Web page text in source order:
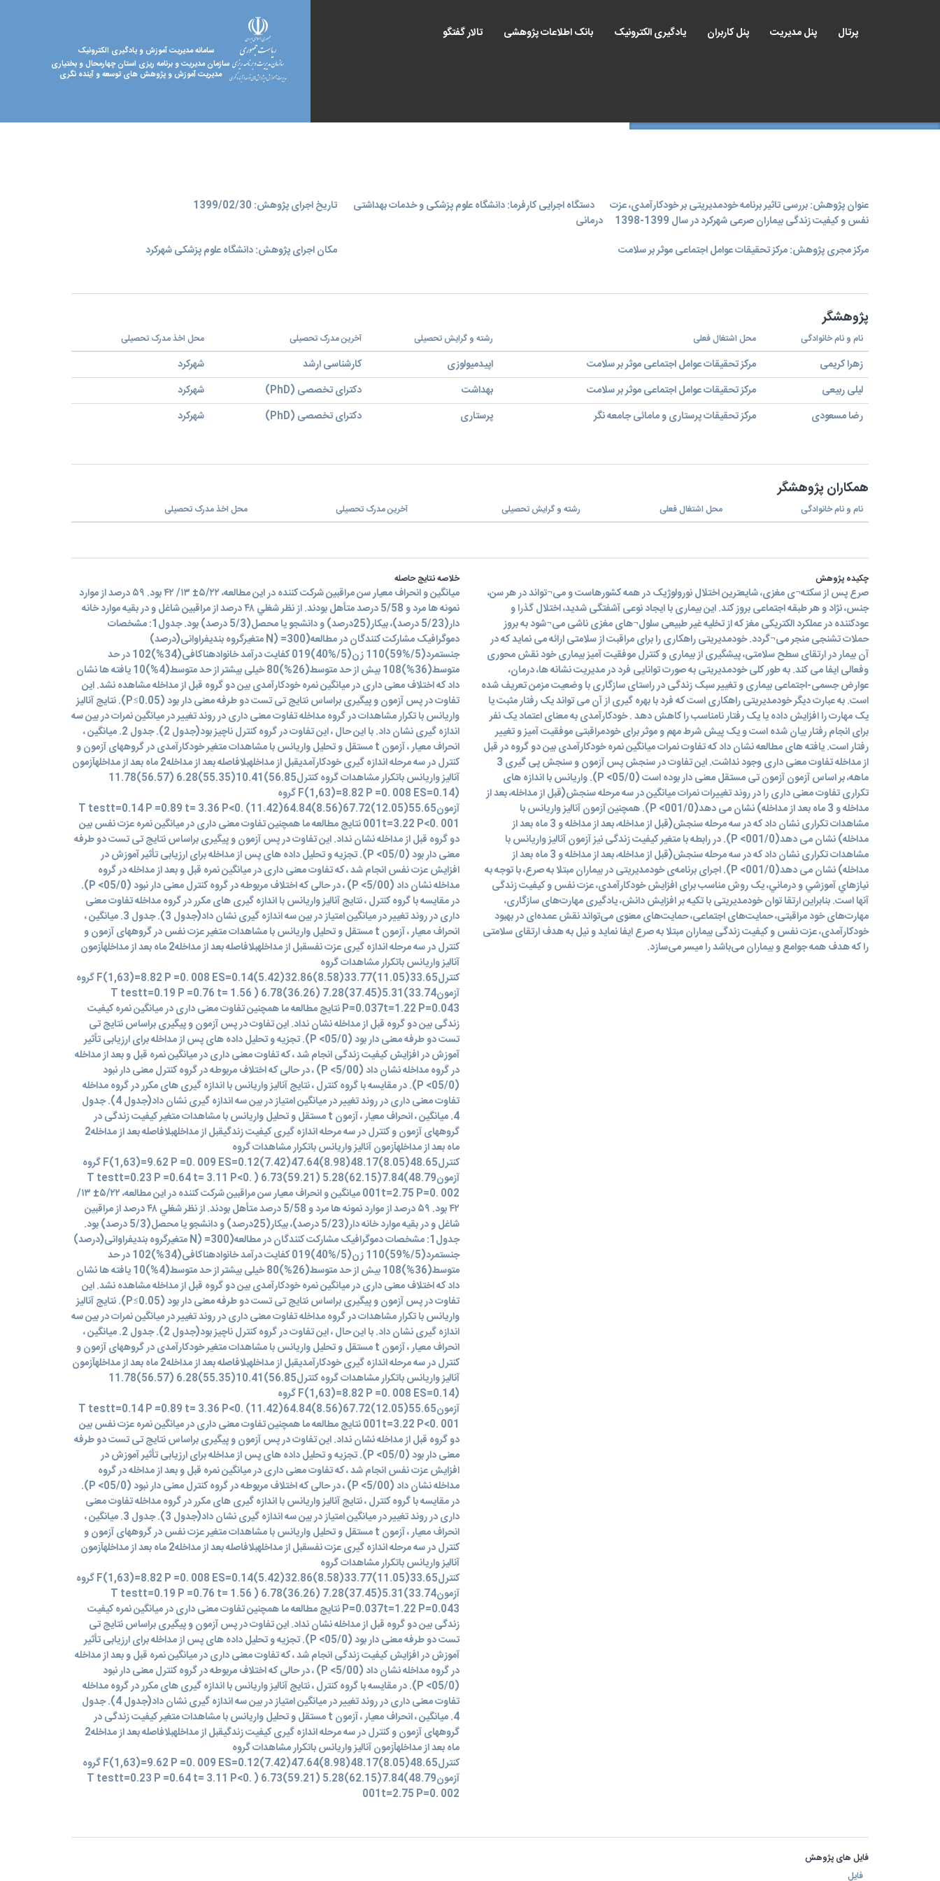
سامانه مدیریت آموزش و یادگیری الکترونیک
سازمان مدیریت و برنامه ریزی استان چهارمحال و بختیاری
مدیریت آموزش و پژوهش های توسعه و آینده نگری
پرتال پنل مدیریت پنل کاربران یادگیری الکترونیک بانک اطلاعات پژوهشی تالار گفتگو
عنوان پژوهش: بررسی تاثیر برنامه خودمدیریتی بر خودکارآمدی، عزت
نفس و کیفیت زندگی بیماران صرعی شهرکرد در سال 1399-1398
دستگاه اجرایی کارفرما: دانشگاه علوم پزشکی و خدمات بهداشتی
درمانی
تاریخ اجرای پژوهش: 1399/02/30
مرکز مجری پژوهش: مرکز تحقیقات عوامل اجتماعی موثر بر سلامت مکان اجرای پژوهش: دانشگاه علوم پزشکی شهرکرد
پژوهشگر
نام و نام خانوادگی محل اشتغال فعلی رشته و گرایش تحصیلی آخرین مدرک تحصیلی محل اخذ مدرک تحصیلی
زهرا کریمی مرکز تحقیقات عوامل اجتماعی موثر بر سلامت اپیدمیولوزی کارشناسی ارشد
شهرکرد
لیلی ربیعی
مرکز تحقیقات عوامل اجتماعی موثر بر سلامت بهداشت دکترای تخصصی (PhD)
شهرکرد
رضا مسعودی
مرکز تحقیقات پرستاری و مامائی جامعه نگر پرستاری دکترای تخصصی (PhD) شهرکرد
همکاران پژوهشگر
نام و نام خانوادگی محل اشتغال فعلی رشته و گرایش تحصیلی آخرین مدرک تحصیلی محل اخذ مدرک تحصیلی
چکیده پژوهش
صرع پس از سکته¬ی مغزی، شایعترین اختلال نورولوژیک در همه کشورهاست و می¬تواند در هر سن،
جنس، نژاد و هر طبقه اجتماعی بروز کند. این بیماری با ایجاد نوعی آشفتگی شدید، اختلال گذرا و
عودکننده در عملکرد الکتریکی مغز که از تخلیه غیر طبیعی سلول¬های مغزی ناشی می¬شود به بروز
حملات تشنجی منجر می¬گردد. خودمدیریتی راهکاری را برای مراقبت از سلامتی ارائه می نماید که در
آن بیمار در ارتقای سطح سلامتی، پیشگیری از بیماری و کنترل موفقیت آمیز بیماری خود نقش محوری
وفعالی ایفا می کند. به طور کلی خودمدیریتی به صورت توانایی فرد در مدیریت نشانه ها، درمان،
عوارض جسمی-اجتماعی بیماری و تغییر سبک زندگی در راستای سازگاری با وضعیت مزمن تعریف شده
است. به عبارت دیگر خودمدیریتی راهکاری است که فرد با بهره گیری از آن می تواند یک رفتار مثبت یا
یک مهارت را افزایش داده یا یک رفتار نامناسب را کاهش دهد . خودکارآمدی به معنای اعتماد یک نفر
برای انجام رفتار بیان شده است و یک پیش شرط مهم و موثر برای خودمراقبتی موفقیت آمیز و تغییر
رفتار است. یافته های مطالعه نشان داد که تفاوت نمرات میانگین نمره خودکارآمدی بین دو گروه در قبل
از مداخله تفاوت معنی داری وجود نداشت. این تفاوت در سنجش پس آزمون و سنجش پی گیری 3
ماهه، بر اساس آزمون آزمون تی مستقل معنی دار بوده است (05/0> P). واریانس با اندازه های
تکراری تفاوت معنی داری را در روند تغییرات نمرات میانگین در سه مرحله سنجش(قبل از مداخله، بعد از
مداخله و 3 ماه بعد از مداخله) نشان می دهد(001/0> P). همچنین آزمون آنالیز واریانس با
مشاهدات تکراری نشان داد که در سه مرحله سنجش(قبل از مداخله، بعد از مداخله و 3 ماه بعد از
مداخله) نشان می دهد(001/0> P). در رابطه با متغیر کیفیت زندگی نیز آزمون آنالیز واریانس با
مشاهدات تکراری نشان داد که در سه مرحله سنجش(قبل از مداخله، بعد از مداخله و 3 ماه بعد از
مداخله) نشان می دهد(001/0> P). اجرای برنامه‌ی خودمدیریتی در بیماران مبتلا به صرع، با توجه به
نيازهاي آموزشي و درماني، یک روش مناسب برای افزایش خودکارآمدی، عزت نفس و کیفیت زندگی
آنها است. بنابراین ارتقا توان خودمدیریتی با تکیه ‌بر افزایش دانش، یادگیری مهارت‌های سازگاری،
مهارت‌های خود مراقبتی، حمایت‌های اجتماعی، حمایت‌های معنوی می‌تواند نقش عمده‌ای در بهبود
خودکارآمدی، عزت نفس و کیفیت زندگی بیماران مبتلا به صرع ایفا نماید و نیل به هدف ارتقای سلامتی
را که هدف همه جوامع و بیماران می‌باشد را میسر می‌سازد.
خلاصه نتایج حاصله
ميانگين و انحراف معيار سن مراقبين شرکت کننده در اين مطالعه، ۵/۲۲± ۱۳/ ۴۲ بود. ۵۹ درصد از موارد
نمونه ها مرد و 5/58 درصد متأهل بودند. از نظر شغلي ۴۸ درصد از مراقبين شاغل و در بقيه موارد خانه
دار(5/23 درصد)، بيکار(25درصد) و دانشجو یا محصل(5/3 درصد) بود. جدول1: مشخصات
دموگرافیک مشارکت کنندگان در مطالعه(300= (N متغیرگروه بندیفراوانی(درصد)
جنستمرد(5/%59)110 زن(5/%40)019 کفایت درآمد خانوادهناکافی(34%)102 در حد
متوسط(36%)108 بیش از حد متوسط(26%)80 خیلی بیشتر از حد متوسط(4%)10 یافته ها نشان
داد که اختلاف معنی داری در میانگین نمره خودکارآمدی بین دو گروه قبل از مداخله مشاهده نشد. این
تفاوت در پس آزمون و پیگیری براساس نتایج تی تست دو طرفه معنی دار بود (P≤0.05). نتایج آنالیز
واریانس با تکرار مشاهدات در گروه مداخله تفاوت معنی داری در روند تغییر در میانگین نمرات در بین سه
اندازه گیری نشان داد. با این حال ، این تفاوت در گروه کنترل ناچیز بود(جدول 2). جدول 2. میانگین ،
انحراف معیار ، آزمون t مستقل و تحلیل واریانس با مشاهدات متغیر خودکارآمدی در گروههای آزمون و
کنترل در سه مرحله اندازه گیری خودکارآمدیقبل از مداخلهبلافاصله بعد از مداخله2 ماه بعد از مداخلهآزمون
آنالیز واریانس باتکرار مشاهدات گروه کنترل56.85)10.41(55.35)6.28 (56.57)11.78
(F(1,63)=8.82 P =0. 008 ES=0.14 گروه
آزمون55.65(12.05)67.72(8.56)64.84(11.42) T testt=0.14 P =0.89 t= 3.36 P<0.
001t=3.22 P<0. 001 نتایج مطالعه ما همچنین تفاوت معنی داری در میانگین نمره عزت نفس بین
دو گروه قبل از مداخله نشان نداد. این تفاوت در پس آزمون و پیگیری براساس نتایج تی تست دو طرفه
معنی دار بود (05/0> P). تجزیه و تحلیل داده های پس از مداخله برای ارزیابی تأثیر آموزش در
افزایش عزت نفس انجام شد ، که تفاوت معنی داری در میانگین نمره قبل و بعد از مداخله در گروه
مداخله نشان داد (5/00> P) ، در حالی که اختلاف مربوطه در گروه کنترل معنی دار نبود (05/0> P).
در مقایسه با گروه کنترل ، نتایج آنالیز واریانس با اندازه گیری های مکرر در گروه مداخله تفاوت معنی
داری در روند تغییر در میانگین امتیاز در بین سه اندازه گیری نشان داد(جدول 3). جدول 3. میانگین ،
انحراف معیار ، آزمون t مستقل و تحلیل واریانس با مشاهدات متغیر عزت نفس در گروههای آزمون و
کنترل در سه مرحله اندازه گیری عزت نفسقبل از مداخلهبلافاصله بعد از مداخله2 ماه بعد از مداخلهآزمون
آنالیز واریانس باتکرار مشاهدات گروه
کنترل33.65(11.05)33.77(8.58)32.86(5.42)F(1,63)=8.82 P =0. 008 ES=0.14 گروه
آزمون33.74)5.31(37.45)7.28 (36.26)6.78 ( T testt=0.19 P =0.76 t= 1.56
P=0.037t=1.22 P=0.043 نتایج مطالعه ما همچنین تفاوت معنی داری در میانگین نمره کیفیت
زندگی بین دو گروه قبل از مداخله نشان نداد. این تفاوت در پس آزمون و پیگیری براساس نتایج تی
تست دو طرفه معنی دار بود (05/0> P). تجزیه و تحلیل داده های پس از مداخله برای ارزیابی تأثیر
آموزش در افزایش کیفیت زندگی انجام شد ، که تفاوت معنی داری در میانگین نمره قبل و بعد از مداخله
در گروه مداخله نشان داد (5/00> P) ، در حالی که اختلاف مربوطه در گروه کنترل معنی دار نبود
(05/0> P). در مقایسه با گروه کنترل ، نتایج آنالیز واریانس با اندازه گیری های مکرر در گروه مداخله
تفاوت معنی داری در روند تغییر در میانگین امتیاز در بین سه اندازه گیری نشان داد(جدول 4). جدول
4. میانگین ، انحراف معیار ، آزمون t مستقل و تحلیل واریانس با مشاهدات متغیر کیفیت زندگی در
گروههای آزمون و کنترل در سه مرحله اندازه گیری کیفیت زندگیقبل از مداخلهبلافاصله بعد از مداخله2
ماه بعد از مداخلهآزمون آنالیز واریانس باتکرار مشاهدات گروه
کنترل48.65(8.05)48.17(8.98)47.64(7.42)F(1,63)=9.62 P =0. 009 ES=0.12 گروه
آزمون48.79)7.84(62.15)5.28 (59.21)6.73 ( T testt=0.23 P =0.64 t= 3.11 P<0.
001t=2.75 P=0. 002 ميانگين و انحراف معيار سن مراقبين شرکت کننده در اين مطالعه، ۵/۲۲± ۱۳/
۴۲ بود. ۵۹ درصد از موارد نمونه ها مرد و 5/58 درصد متأهل بودند. از نظر شغلي ۴۸ درصد از مراقبين
شاغل و در بقيه موارد خانه دار(5/23 درصد)، بيکار(25درصد) و دانشجو یا محصل(5/3 درصد) بود.
جدول1: مشخصات دموگرافیک مشارکت کنندگان در مطالعه(300= (N متغیرگروه بندیفراوانی(درصد)
جنستمرد(5/%59)110 زن(5/%40)019 کفایت درآمد خانوادهناکافی(34%)102 در حد
متوسط(36%)108 بیش از حد متوسط(26%)80 خیلی بیشتر از حد متوسط(4%)10 یافته ها نشان
داد که اختلاف معنی داری در میانگین نمره خودکارآمدی بین دو گروه قبل از مداخله مشاهده نشد. این
تفاوت در پس آزمون و پیگیری براساس نتایج تی تست دو طرفه معنی دار بود (P≤0.05). نتایج آنالیز
واریانس با تکرار مشاهدات در گروه مداخله تفاوت معنی داری در روند تغییر در میانگین نمرات در بین سه
اندازه گیری نشان داد. با این حال ، این تفاوت در گروه کنترل ناچیز بود(جدول 2). جدول 2. میانگین ،
انحراف معیار ، آزمون t مستقل و تحلیل واریانس با مشاهدات متغیر خودکارآمدی در گروههای آزمون و
کنترل در سه مرحله اندازه گیری خودکارآمدیقبل از مداخلهبلافاصله بعد از مداخله2 ماه بعد از مداخلهآزمون
آنالیز واریانس باتکرار مشاهدات گروه کنترل56.85)10.41(55.35)6.28 (56.57)11.78
(F(1,63)=8.82 P =0. 008 ES=0.14 گروه
آزمون55.65(12.05)67.72(8.56)64.84(11.42) T testt=0.14 P =0.89 t= 3.36 P<0.
001t=3.22 P<0. 001 نتایج مطالعه ما همچنین تفاوت معنی داری در میانگین نمره عزت نفس بین
دو گروه قبل از مداخله نشان نداد. این تفاوت در پس آزمون و پیگیری براساس نتایج تی تست دو طرفه
معنی دار بود (05/0> P). تجزیه و تحلیل داده های پس از مداخله برای ارزیابی تأثیر آموزش در
افزایش عزت نفس انجام شد ، که تفاوت معنی داری در میانگین نمره قبل و بعد از مداخله در گروه
مداخله نشان داد (5/00> P) ، در حالی که اختلاف مربوطه در گروه کنترل معنی دار نبود (05/0> P).
در مقایسه با گروه کنترل ، نتایج آنالیز واریانس با اندازه گیری های مکرر در گروه مداخله تفاوت معنی
داری در روند تغییر در میانگین امتیاز در بین سه اندازه گیری نشان داد(جدول 3). جدول 3. میانگین ،
انحراف معیار ، آزمون t مستقل و تحلیل واریانس با مشاهدات متغیر عزت نفس در گروههای آزمون و
کنترل در سه مرحله اندازه گیری عزت نفسقبل از مداخلهبلافاصله بعد از مداخله2 ماه بعد از مداخلهآزمون
آنالیز واریانس باتکرار مشاهدات گروه
کنترل33.65(11.05)33.77(8.58)32.86(5.42)F(1,63)=8.82 P =0. 008 ES=0.14 گروه
آزمون33.74)5.31(37.45)7.28 (36.26)6.78 ( T testt=0.19 P =0.76 t= 1.56
P=0.037t=1.22 P=0.043 نتایج مطالعه ما همچنین تفاوت معنی داری در میانگین نمره کیفیت
زندگی بین دو گروه قبل از مداخله نشان نداد. این تفاوت در پس آزمون و پیگیری براساس نتایج تی
تست دو طرفه معنی دار بود (05/0> P). تجزیه و تحلیل داده های پس از مداخله برای ارزیابی تأثیر
آموزش در افزایش کیفیت زندگی انجام شد ، که تفاوت معنی داری در میانگین نمره قبل و بعد از مداخله
در گروه مداخله نشان داد (5/00> P) ، در حالی که اختلاف مربوطه در گروه کنترل معنی دار نبود
(05/0> P). در مقایسه با گروه کنترل ، نتایج آنالیز واریانس با اندازه گیری های مکرر در گروه مداخله
تفاوت معنی داری در روند تغییر در میانگین امتیاز در بین سه اندازه گیری نشان داد(جدول 4). جدول
4. میانگین ، انحراف معیار ، آزمون t مستقل و تحلیل واریانس با مشاهدات متغیر کیفیت زندگی در
گروههای آزمون و کنترل در سه مرحله اندازه گیری کیفیت زندگیقبل از مداخلهبلافاصله بعد از مداخله2
ماه بعد از مداخلهآزمون آنالیز واریانس باتکرار مشاهدات گروه
کنترل48.65(8.05)48.17(8.98)47.64(7.42)F(1,63)=9.62 P =0. 009 ES=0.12 گروه
آزمون48.79)7.84(62.15)5.28 (59.21)6.73 ( T testt=0.23 P =0.64 t= 3.11 P<0.
001t=2.75 P=0. 002
فایل های پژوهش
فایل